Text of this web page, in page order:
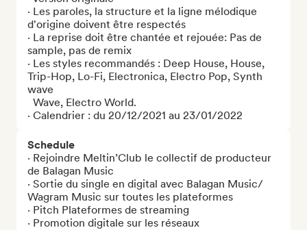
· Les paroles, la structure et la ligne mélodique
d'origine doivent être respectés
· La reprise doit être chantée et rejouée: Pas de
sample, pas de remix
· Les styles recommandés : Deep House, House,
Trip-Hop, Lo-Fi, Electronica, Electro Pop, Synth
wave
· Calendrier : du 20/12/2021 au 23/01/2022
Schedule
· Rejoindre Meltin’Club le collectif de producteur
de Balagan Music
· Sortie du single en digital avec Balagan Music/
Wagram Music sur toutes les plateformes
· Pitch Plateformes de streaming
· Promotion digitale sur les réseaux